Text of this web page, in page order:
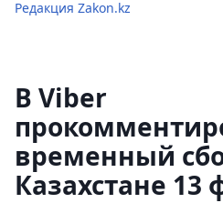
Редакция Zakon.kz
В Viber
временный
Казахстане 13